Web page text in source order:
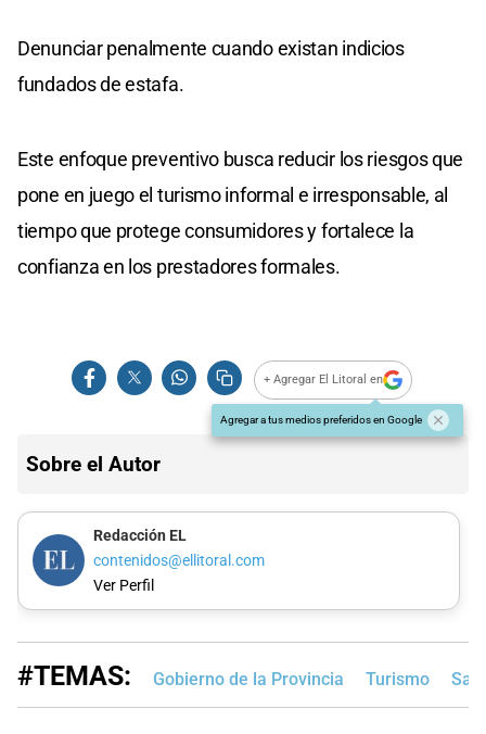
Denunciar penalmente cuando existan indicios
fundados de estafa.
Este enfoque preventivo busca reducir los riesgos que
pone en juego el turismo informal e irresponsable, al
tiempo que protege consumidores y fortalece la
confianza en los prestadores formales.
+ Agregar El Litoral en
Agregar a tus medios preferidos en Google
Sobre el Autor
Redacción EL
contenidos@ellitoral.com
Ver Perfil
#TEMAS: Gobierno de la Provincia Turismo